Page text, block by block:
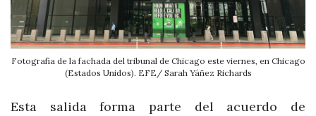
Fotografía de la fachada del tribunal de Chicago este viernes, en Chicago
(Estados Unidos). EFE/ Sarah Yáñez Richards
Esta salida forma parte del acuerdo de